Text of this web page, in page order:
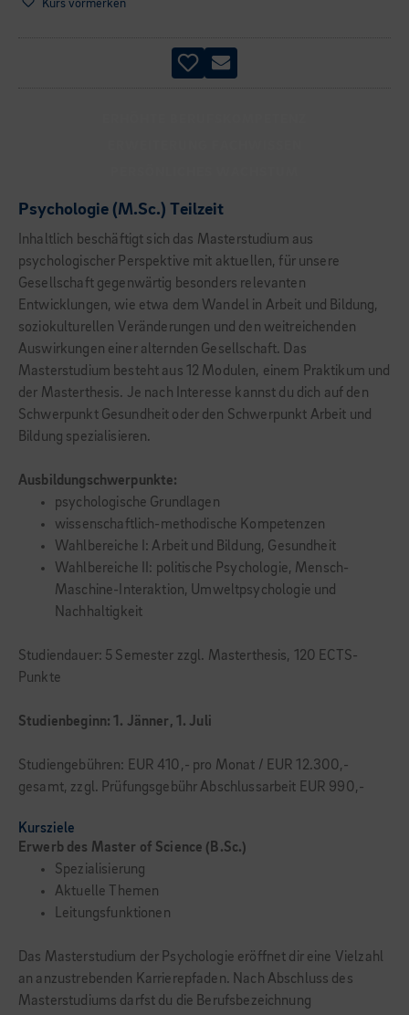
Kurs vormerken
Psychologie (M.Sc.) Teilzeit
Inhaltlich beschäftigt sich das Masterstudium aus
psychologischer Perspektive mit aktuellen, für unsere
Gesellschaft gegenwärtig besonders relevanten
Entwicklungen, wie etwa dem Wandel in Arbeit und Bildung,
soziokulturellen Veränderungen und den weitreichenden
Auswirkungen einer alternden Gesellschaft. Das
Masterstudium besteht aus 12 Modulen, einem Praktikum und
der Masterthesis. Je nach Interesse kannst du dich auf den
Schwerpunkt Gesundheit oder den Schwerpunkt Arbeit und
Bildung spezialisieren.
Ausbildungschwerpunkte:
psychologische Grundlagen
wissenschaftlich-methodische Kompetenzen
Wahlbereiche I: Arbeit und Bildung, Gesundheit
Wahlbereiche II: politische Psychologie, Mensch-
Maschine-Interaktion, Umweltpsychologie und
Nachhaltigkeit
Studiendauer: 5 Semester zzgl. Masterthesis, 120 ECTS-
Punkte
Studienbeginn: 1. Jänner, 1. Juli
Studiengebühren: EUR 410,- pro Monat / EUR 12.300,-
gesamt, zzgl. Prüfungsgebühr Abschlussarbeit EUR 990,-
Kursziele
Erwerb des Master of Science (B.Sc.)
Spezialisierung
Aktuelle Themen
Leitungsfunktionen
Das Masterstudium der Psychologie eröffnet dir eine Vielzahl
an anzustrebenden Karrierepfaden. Nach Abschluss des
Master­studiums darfst du die Berufsbezeichnung